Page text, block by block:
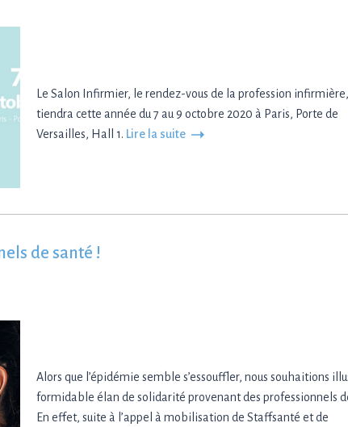
Le Salon Infirmier, le rendez-vous de la profession
tiendra cette année du 7 au 9 octobre 2020 à Paris, Porte de
Versailles, Hall 1. Lire la suite
de santé !
Alors que l’épidémie semble s’essouffler, nous souhaitions
formidable élan de solidarité provenant des professionnels
En effet, suite à l’appel à mobilisation de Staffsanté et de